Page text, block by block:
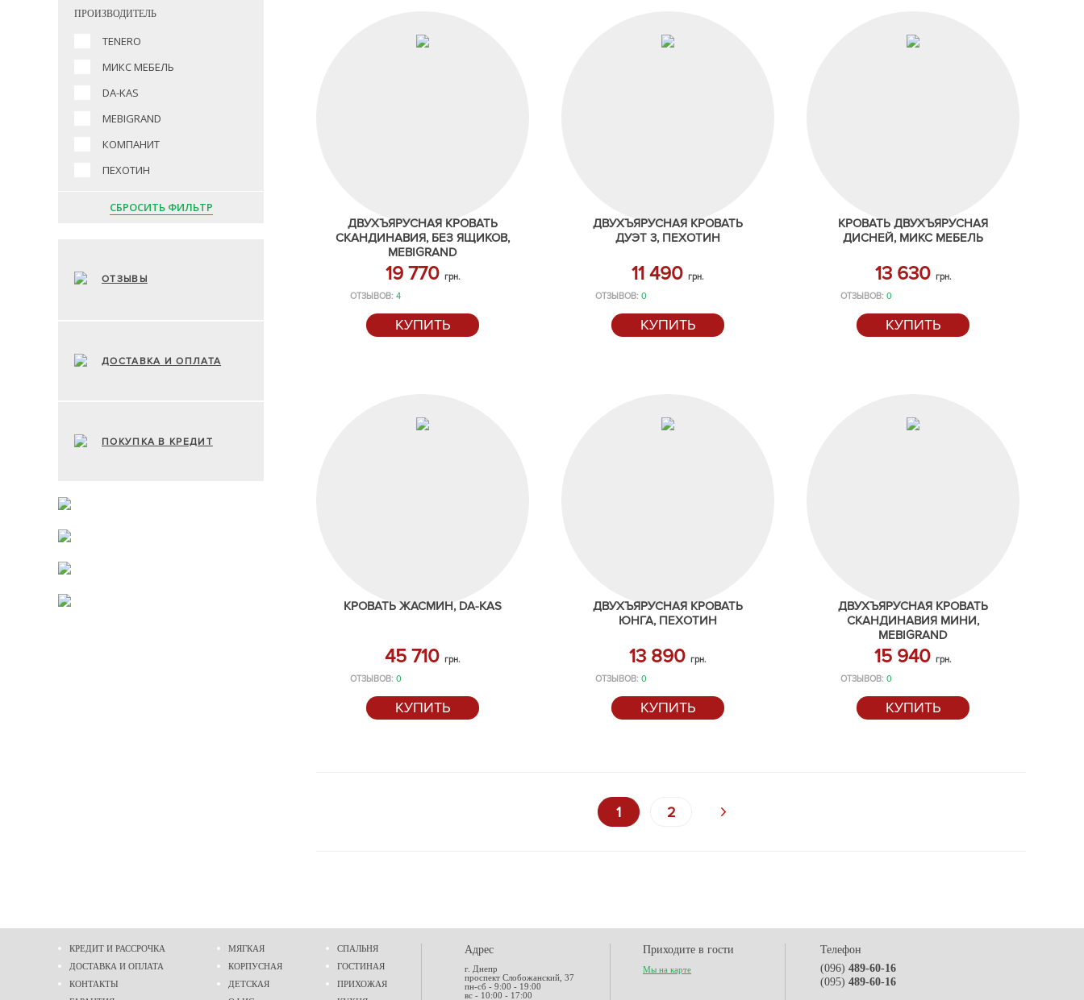
ПРОИЗВОДИТЕЛЬ
TENERO
МИКС МЕБЕЛЬ
DA-KAS
MEBIGRAND
КОМПАНИТ
ПЕХОТИН
СБРОСИТЬ ФИЛЬТР
ОТЗЫВЫ
ДОСТАВКА И ОПЛАТА
ПОКУПКА В КРЕДИТ
ДВУХЪЯРУСНАЯ КРОВАТЬ
СКАНДИНАВИЯ, БЕЗ ЯЩИКОВ,
MEBIGRAND
19 770 грн.
ОТЗЫВОВ: 4
КУПИТЬ
ДВУХЪЯРУСНАЯ КРОВАТЬ
ДУЭТ 3, ПЕХОТИН
11 490 грн.
ОТЗЫВОВ: 0
КУПИТЬ
КРОВАТЬ ДВУХЪЯРУСНАЯ
ДИСНЕЙ, МИКС МЕБЕЛЬ
13 630 грн.
ОТЗЫВОВ: 0
КУПИТЬ
КРОВАТЬ ЖАСМИН, DA-KAS
45 710 грн.
ОТЗЫВОВ: 0
КУПИТЬ
ДВУХЪЯРУСНАЯ КРОВАТЬ
ЮНГА, ПЕХОТИН
13 890 грн.
ОТЗЫВОВ: 0
КУПИТЬ
ДВУХЪЯРУСНАЯ КРОВАТЬ
СКАНДИНАВИЯ МИНИ,
MEBIGRAND
15 940 грн.
ОТЗЫВОВ: 0
КУПИТЬ
1 2
КРЕДИТ И РАССРОЧКА
ДОСТАВКА И ОПЛАТА
КОНТАКТЫ
МЯГКАЯ
КОРПУСНАЯ
ДЕТСКАЯ
СПАЛЬНЯ
ГОСТИНАЯ
ПРИХОЖАЯ
Адрес
г. Днепр
проспект Слобожанский, 37
пн-сб - 9:00 - 19:00
вс - 10:00 - 17:00
Приходите в гости
Мы на карте
Телефон
(096) 489-60-16
(095) 489-60-16